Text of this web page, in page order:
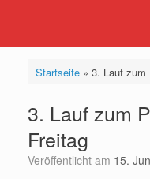
Startseite» 3. Lauf zum
3. Lauf zum
Freitag
Veröffentlicht am 15.